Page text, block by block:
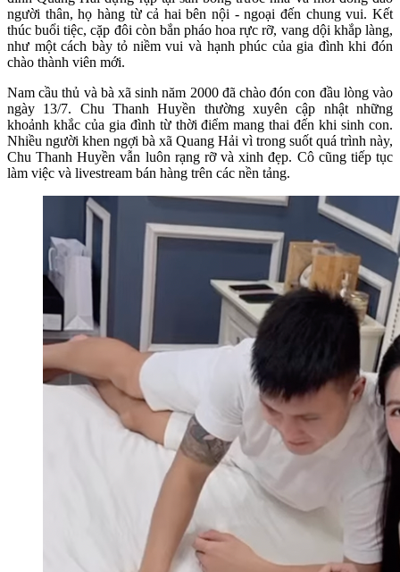
người thân, họ hàng từ cả hai bên nội - ngoại đến chung vui. Kết
thúc buổi tiệc, cặp đôi còn bắn pháo hoa rực rỡ, vang dội khắp làng,
như một cách bày tỏ niềm vui và hạnh phúc của gia đình khi đón
chào thành viên mới.
Nam cầu thủ và bà xã sinh năm 2000 đã chào đón con đầu lòng vào
ngày 13/7. Chu Thanh Huyền thường xuyên cập nhật những
khoảnh khắc của gia đình từ thời điểm mang thai đến khi sinh con.
Nhiều người khen ngợi bà xã Quang Hải vì trong suốt quá trình này,
Chu Thanh Huyền vẫn luôn rạng rỡ và xinh đẹp. Cô cũng tiếp tục
làm việc và livestream bán hàng trên các nền tảng.